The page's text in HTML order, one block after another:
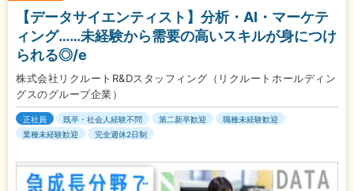
【データサイエンティスト】分析・AI・マーケテ
ィング……未経験から需要の高いスキルが身につけ
られる◎/e
株式会社リクルートR&Dスタッフィング（リクルートホールディン
グスのグループ企業）
正社員 既卒・社会人経験不問 第二新卒歓迎
職種未経験歓迎
業種未経験歓迎
完全週休2日制